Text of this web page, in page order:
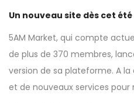
Un nouveau site dès cet été
5AM Market, qui compte
de plus de 370 membres,
version de sa plateforme. A
et de nouveaux services